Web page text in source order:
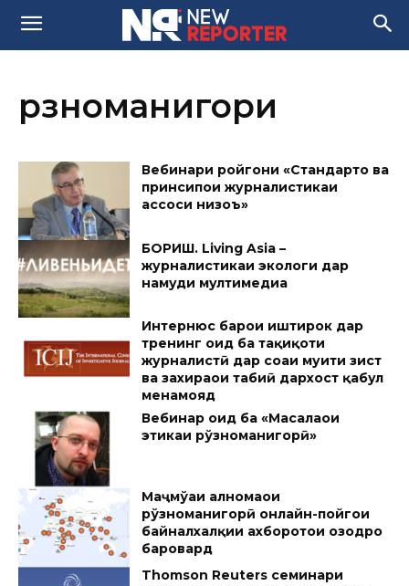
рӯзноманигори
Вебинари ройгони «Стандартҳо ва
принсипҳои журналистикаи
ҳассоси низоъ»
БОРИШ. Living Asia –
журналистикаи экологи дар
намуди мултимедиа
Интернюс барои иштирок дар
тренинг оид ба таҳқиқоти
журналистӣ дар соҳаи муҳити зист
ва захираҳои табиӣ дархост қабул
менамояд
Вебинар оид ба «Масалаҳои
этикаи рўзноманигорӣ»
Маҷмўаи ҳалномаҳои
рўзноманигорӣ онлайн-пойгоҳи
байналхалқии ахборотҳои озодро
баровард
Thomson Reuters семинари